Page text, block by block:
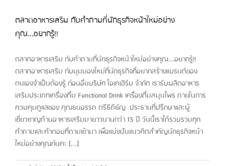
ตลาดอาหารเสริม กับคำถามที่นักธุรกิจหน้าใหม่อย่าง
คุณ...อยากรู้!!
ตลาดอาหารเสริม กับคำถามที่นักธุรกิจหน้าใหม่อย่างคุณ...อยากรู้!!
ตลาดอาหารเสริม กับมุมมองใหม่ที่นักธุรกิจที่อยากสร้างแบรนด์ของ
ตนเองจำเป็นต้องรู้ ก่อนอื่นบริษัท โอเคเฮิร์บ จำกัด เรารับผลิตอาหาร
เสริมประเภทเครื่องดื่ม Functional Drink เครื่องดื่มสมุนไพร ภายในการ
ควบคุมดูแลของ คุณธนอรรถ ตรีธิติธัญ ประธานที่ปรึกษาและผู้
เชี่ยวชาญด้านอาหารเสริมมายาวนานกว่า 15 ปี วันนี้เราได้รวบรวมทุก
คำถามและคำตอบที่ถามเข้ามา เพื่อแบ่งปันแนวคิดสำคัญนักธุรกิจหน้า
ใหม่อย่างคุณกันคะ [...]